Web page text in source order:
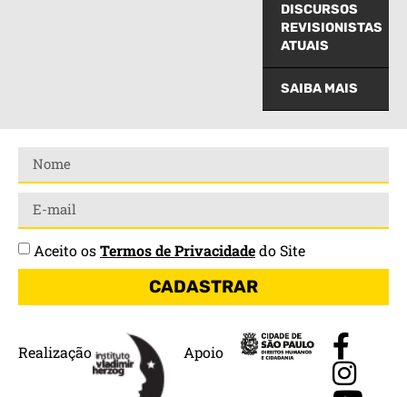
DISCURSOS
REVISIONISTAS
ATUAIS
SAIBA MAIS
Realização Apoio
Aceito osTermos de Privacidadedo Site
CADASTRAR